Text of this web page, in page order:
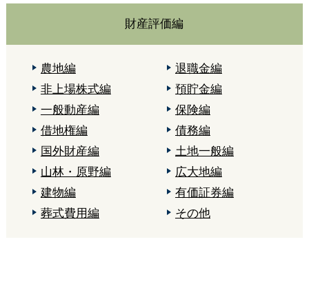
財産評価編
農地編
退職金編
非上場株式編
預貯金編
一般動産編
保険編
借地権編
債務編
国外財産編
土地一般編
山林・原野編
広大地編
建物編
有価証券編
葬式費用編
その他